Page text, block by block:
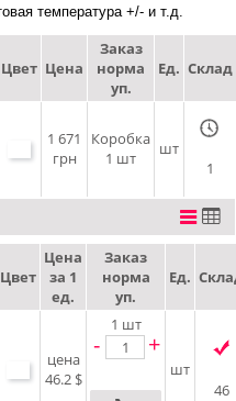
температура +/- и т.д.
Цвет Цена
Заказ
норма
уп.
Ед. Склад
1 671
грн
Коробка
1 шт
шт
1
Цвет
Цена
за 1
ед.
Заказ
норма
уп.
Ед.
цена
46.2 $
1 шт
- +
шт
46